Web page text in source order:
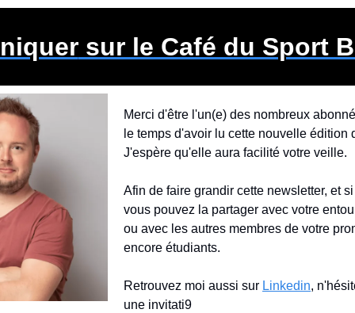
sur le Café du Sport
Merci d'être l'un(e) des nombreux
le temps d'avoir lu cette nouvelle édition
J'espère qu'elle aura facilité votre veille.
Afin de faire grandir cette newsletter, et
vous pouvez la partager avec votre
ou avec les autres membres de votre
encore étudiants.
Retrouvez moi aussi sur Linkedin,
une invitati9